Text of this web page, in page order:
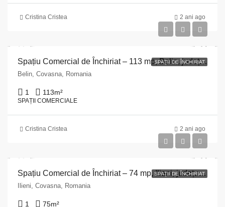
Cristina Cristea 2 ani ago
SPAȚII DE ÎNCHIRIAT
Spațiu Comercial de Închiriat – 113 mp, Belin, județul Covasna
Belin, Covasna, Romania
1 113m²
SPAȚII COMERCIALE
Cristina Cristea 2 ani ago
SPAȚII DE ÎNCHIRIAT
Spațiu Comercial de Închiriat – 74 mp, Ilieni, județul Covasna
Ilieni, Covasna, Romania
1 75m²